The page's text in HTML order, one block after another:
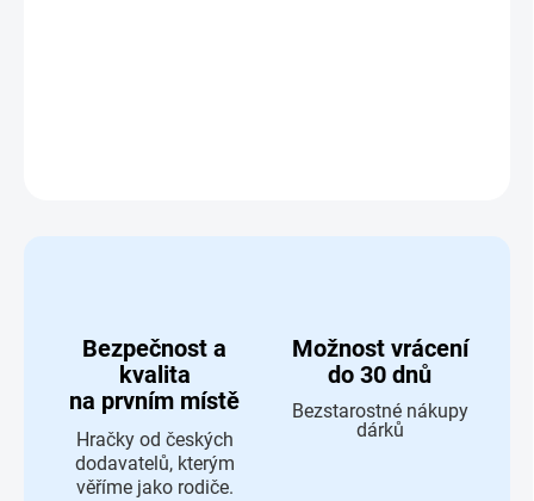
Bezpečnost a
kvalita
na prvním místě
Hračky od českých
dodavatelů, kterým
věříme jako rodiče.
Možnost vrácení
do 30 dnů
Bezstarostné nákupy
dárků